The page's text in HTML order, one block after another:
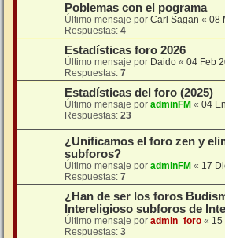
Poblemas con el pograma
Último mensaje por Carl Sagan « 08
Respuestas: 4
Estadísticas foro 2026
Último mensaje por Daido « 04 Feb
Respuestas: 7
Estadísticas del foro (2025)
Último mensaje por adminFM « 04
Respuestas: 23
¿Unificamos el foro zen y
subforos?
Último mensaje por adminFM « 17
Respuestas: 7
¿Han de ser los foros
Intereligioso subforos de
Último mensaje por admin_foro « 15
Respuestas: 3